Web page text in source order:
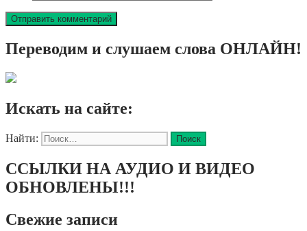
Переводим и слушаем слова ОНЛАЙН!
Искать на сайте:
Найти:
ССЫЛКИ НА АУДИО И ВИДЕО
ОБНОВЛЕНЫ!!!
Свежие записи